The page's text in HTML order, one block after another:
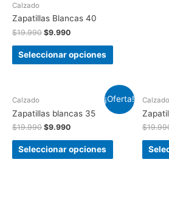
Calzado
Zapatillas Blancas 40
$19.990 $9.990
Seleccionar opciones
¡Oferta!
Calzado
Zapatillas blancas 35
$19.990 $9.990
Seleccionar opciones
Calzado
$